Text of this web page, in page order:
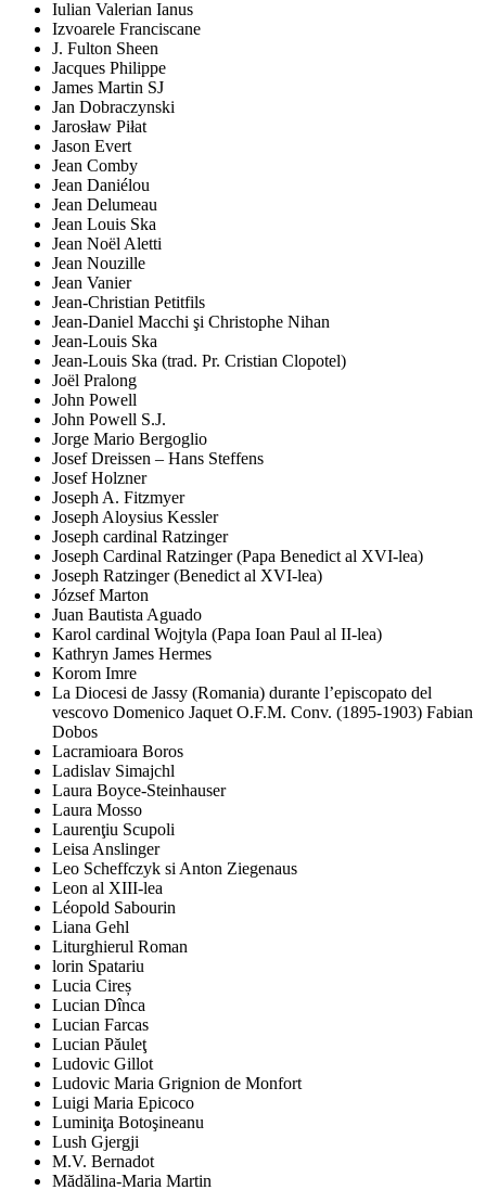
Iulian Valerian Ianus
Izvoarele Franciscane
J. Fulton Sheen
Jacques Philippe
James Martin SJ
Jan Dobraczynski
Jarosław Piłat
Jason Evert
Jean Comby
Jean Daniélou
Jean Delumeau
Jean Louis Ska
Jean Noël Aletti
Jean Nouzille
Jean Vanier
Jean-Christian Petitfils
Jean-Daniel Macchi şi Christophe Nihan
Jean-Louis Ska
Jean-Louis Ska (trad. Pr. Cristian Clopotel)
Joël Pralong
John Powell
John Powell S.J.
Jorge Mario Bergoglio
Josef Dreissen – Hans Steffens
Josef Holzner
Joseph A. Fitzmyer
Joseph Aloysius Kessler
Joseph cardinal Ratzinger
Joseph Cardinal Ratzinger (Papa Benedict al XVI-lea)
Joseph Ratzinger (Benedict al XVI-lea)
József Marton
Juan Bautista Aguado
Karol cardinal Wojtyla (Papa Ioan Paul al II-lea)
Kathryn James Hermes
Korom Imre
La Diocesi de Jassy (Romania) durante l’episcopato del
vescovo Domenico Jaquet O.F.M. Conv. (1895-1903) Fabian
Dobos
Lacramioara Boros
Ladislav Simajchl
Laura Boyce-Steinhauser
Laura Mosso
Laurenţiu Scupoli
Leisa Anslinger
Leo Scheffczyk si Anton Ziegenaus
Leon al XIII-lea
Léopold Sabourin
Liana Gehl
Liturghierul Roman
lorin Spatariu
Lucia Cireș
Lucian Dînca
Lucian Farcas
Lucian Păuleţ
Ludovic Gillot
Ludovic Maria Grignion de Monfort
Luigi Maria Epicoco
Luminiţa Botoşineanu
Lush Gjergji
M.V. Bernadot
Mădălina-Maria Martin